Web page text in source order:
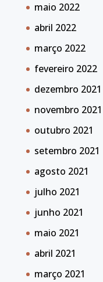
maio 2022
abril 2022
março 2022
fevereiro 2022
dezembro 2021
novembro 2021
outubro 2021
setembro 2021
agosto 2021
julho 2021
junho 2021
maio 2021
abril 2021
março 2021